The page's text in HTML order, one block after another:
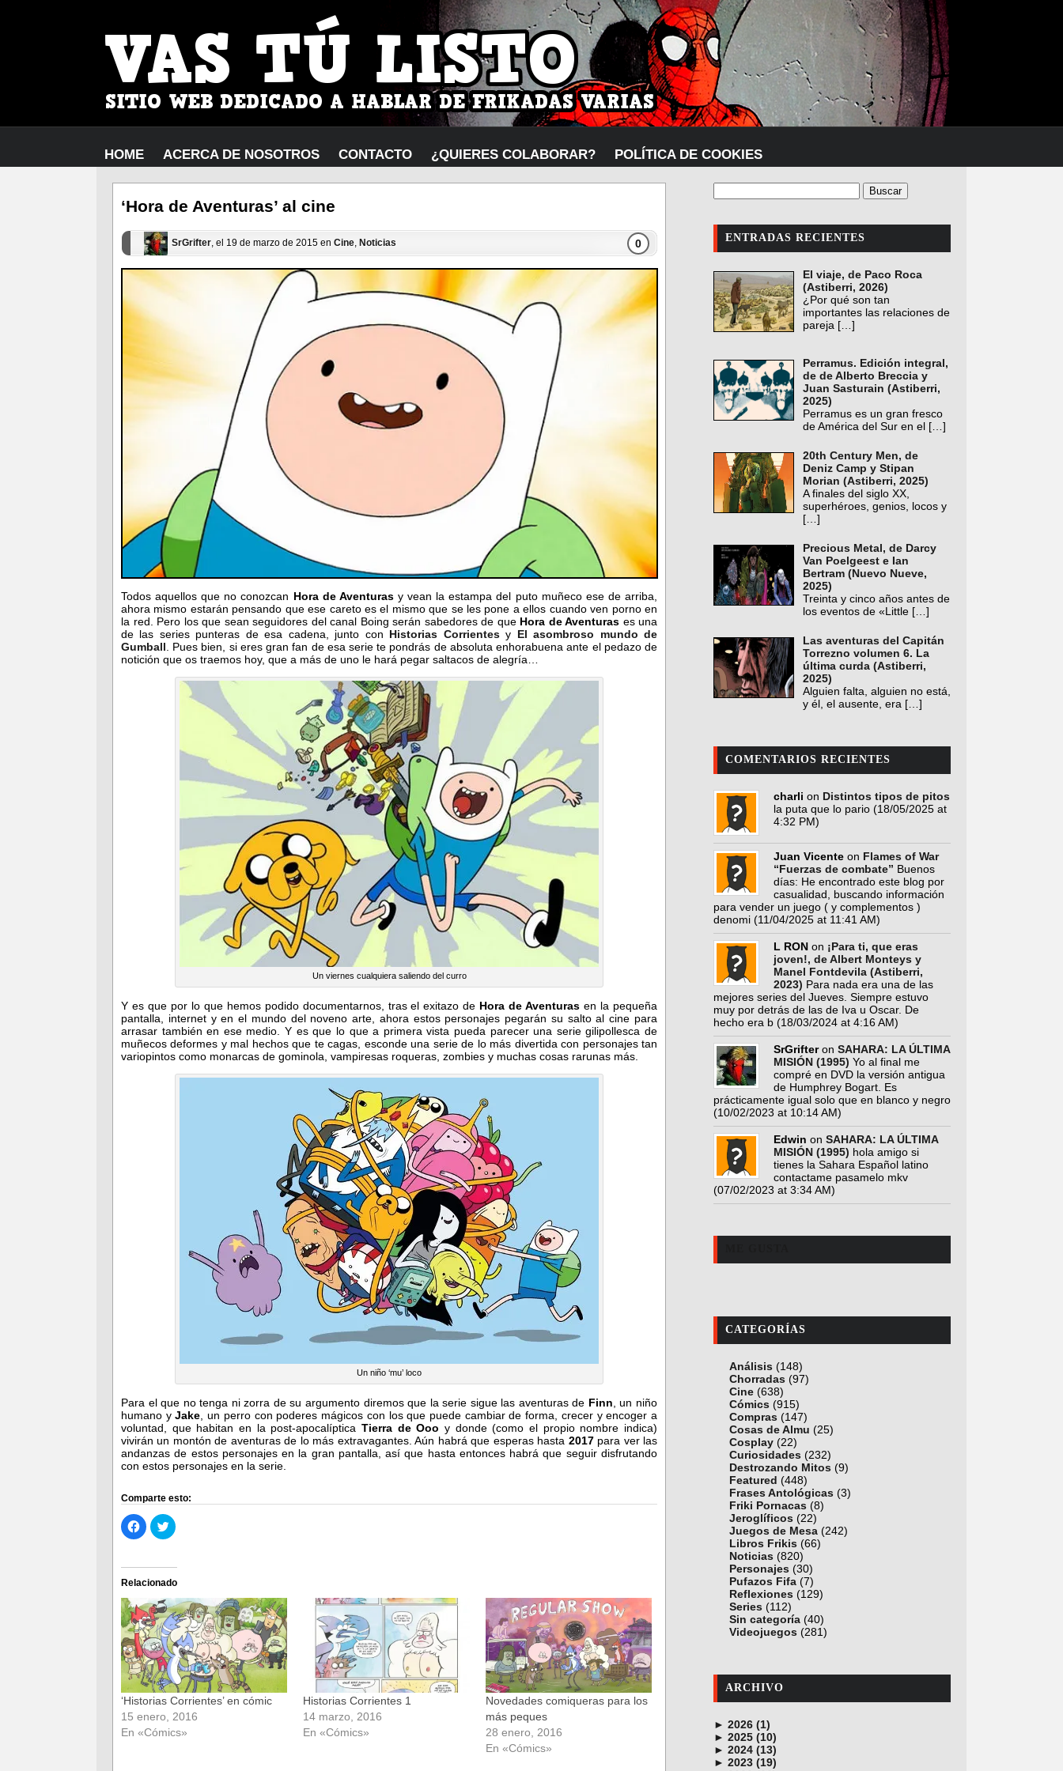
HOME ACERCA DE NOSOTROS CONTACTO ¿QUIERES COLABORAR? POLÍTICA DE COOKIES
‘Hora de Aventuras’ al cine
SrGrifter, el 19 de marzo de 2015 en Cine, Noticias 0
Todos aquellos que no conozcan Hora de Aventurasy vean la estampa del puto muñeco ese de arriba,
ahora mismo estarán pensando que ese careto es el mismo que se les pone a ellos cuando ven porno en
la red. Pero los que sean seguidores del canal Boing serán sabedores de que Hora de Aventuras es una
de las series punteras de esa cadena, junto con Historias Corrientesy El asombroso mundo de
Gumball. Pues bien, si eres gran fan de esa serie te pondrás de absoluta enhorabuena ante el pedazo de
notición que os traemos hoy, que a más de uno le hará pegar saltacos de alegría…
Un viernes cualquiera saliendo del curro
Y es que por lo que hemos podido documentarnos, tras el exitazo de Hora de Aventuras en la pequeña
pantalla, internet y en el mundo del noveno arte, ahora estos personajes pegarán su salto al cine para
arrasar también en ese medio. Y es que lo que a primera vista pueda parecer una serie gilipollesca de
muñecos deformes y mal hechos que te cagas, esconde una serie de lo más divertida con personajes tan
variopintos como monarcas de gominola, vampiresas roqueras, zombies y muchas cosas rarunas más.
Un niño ‘mu’ loco
Para el que no tenga ni zorra de su argumento diremos que la serie sigue las aventuras de Finn, un niño
humano yJake, un perro con poderes mágicos con los que puede cambiar de forma, crecer y encoger a
voluntad, que habitan en la post-apocalíptica Tierra de Ooo y donde (como el propio nombre indica)
vivirán un montón de aventuras de lo más extravagantes. Aún habrá que esperas hasta 2017para ver las
andanzas de estos personajes en la gran pantalla, así que hasta entonces habrá que seguir disfrutando
con estos personajes en la serie.
Comparte esto:
Haz
clic
para
Facebook
(Se
abre
en
una
ventana
nueva)
Haz
clic
Twitter
(Se
abre
en
una
ventana
nueva)
Relacionado
‘Historias Corrientes’ en cómic
15 enero, 2016
En «Cómics»
Historias Corrientes 1
14 marzo, 2016
En «Cómics»
Novedades comiqueras para los
más peques
28 enero, 2016
En «Cómics»
ENTRADAS RECIENTES
El viaje, de Paco Roca
(Astiberri, 2026)
¿Por qué son tan
importantes las relaciones de
pareja […]
Perramus. Edición integral,
de de Alberto Breccia y
Juan Sasturain (Astiberri,
2025)
Perramus es un gran fresco
de América del Sur en el […]
20th Century Men, de
Deniz Camp y Stipan
Morian (Astiberri, 2025)
A finales del siglo XX,
superhéroes, genios, locos y
[…]
Precious Metal, de Darcy
Van Poelgeest e Ian
Bertram (Nuevo Nueve,
2025)
Treinta y cinco años antes de
los eventos de «Little […]
Las aventuras del Capitán
Torrezno volumen 6. La
última curda (Astiberri,
2025)
Alguien falta, alguien no está,
y él, el ausente, era […]
COMENTARIOS RECIENTES
charli on Distintos tipos de pitos
la puta que lo pario (18/05/2025 at
4:32 PM)
Juan Vicente on Flames of War
“Fuerzas de combate” Buenos
días: He encontrado este blog por
casualidad, buscando información
para vender un juego ( y complementos )
denomi (11/04/2025 at 11:41 AM)
L RON on ¡Para ti, que eras
joven!, de Albert Monteys y
Manel Fontdevila (Astiberri,
2023) Para nada era una de las
mejores series del Jueves. Siempre estuvo
muy por detrás de las de Iva u Oscar. De
hecho era b (18/03/2024 at 4:16 AM)
SrGrifteron SAHARA: LA ÚLTIMA
MISIÓN (1995) Yo al final me
compré en DVD la versión antigua
de Humphrey Bogart. Es
prácticamente igual solo que en blanco y negro
(10/02/2023 at 10:14 AM)
Edwin on SAHARA: LA ÚLTIMA
MISIÓN (1995) hola amigo si
tienes la Sahara Español latino
contactame pasamelo mkv
(07/02/2023 at 3:34 AM)
CATEGORÍAS
Análisis (148)
Chorradas (97)
Cine (638)
Cómics (915)
Compras (147)
Cosas de Almu (25)
Cosplay (22)
Curiosidades (232)
Destrozando Mitos (9)
Featured (448)
Frases Antológicas (3)
Friki Pornacas (8)
Jeroglíficos (22)
Juegos de Mesa (242)
Libros Frikis (66)
Noticias (820)
Personajes (30)
Pufazos Fifa (7)
Reflexiones (129)
Series (112)
Sin categoría (40)
Videojuegos (281)
ARCHIVO
► 2026 (1)
junio (1)
► 2025 (10)
noviembre (1)
octubre (1)
► 2024 (13)
diciembre (4)
► 2023 (19)